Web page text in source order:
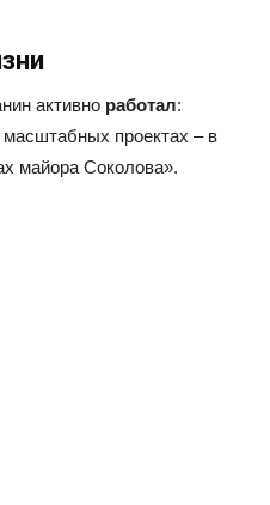
активно работал:
проектах – в
майора Соколова».